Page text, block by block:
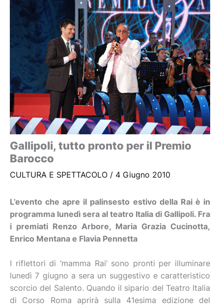
Gallipoli, tutto pronto per il Premio
Barocco
CULTURA E SPETTACOLO / 4 Giugno 2010
L’evento che apre il palinsesto estivo della Rai è in
programma lunedì sera al teatro Italia di Gallipoli. Fra
i premiati Renzo Arbore, Maria Grazia Cucinotta,
Enrico Mentana e Flavia Pennetta
I riflettori di ‘mamma Rai’ sono pronti per illuminare
lunedì 7 giugno a sera un suggestivo e caratteristico
scorcio del Salento. Quando il sipario del Teatro Italia
di Corso Roma aprirà sulla 41esima edizione del